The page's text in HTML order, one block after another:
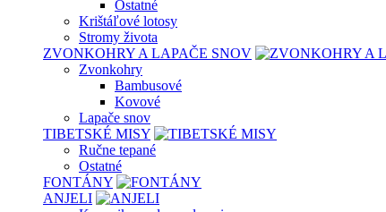
Ostatné
Krištáľové lotosy
Stromy života
ZVONKOHRY A LAPAČE SNOV
Zvonkohry
Bambusové
Kovové
Lapače snov
TIBETSKÉ MISY
Ručne tepané
Ostatné
FONTÁNY
ANJELI